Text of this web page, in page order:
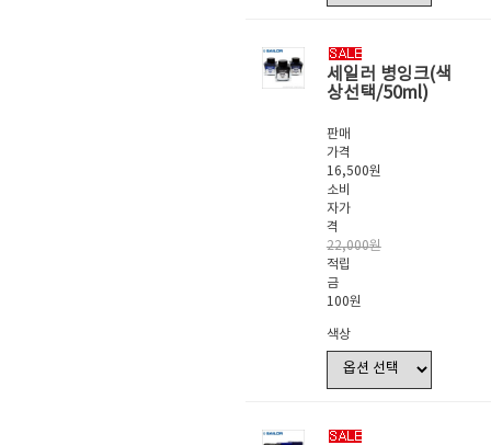
세일러 병잉크(색
상선택/50ml)
판매
가격
16,500원
소비
자가
격
22,000원
적립
금
100원
색상